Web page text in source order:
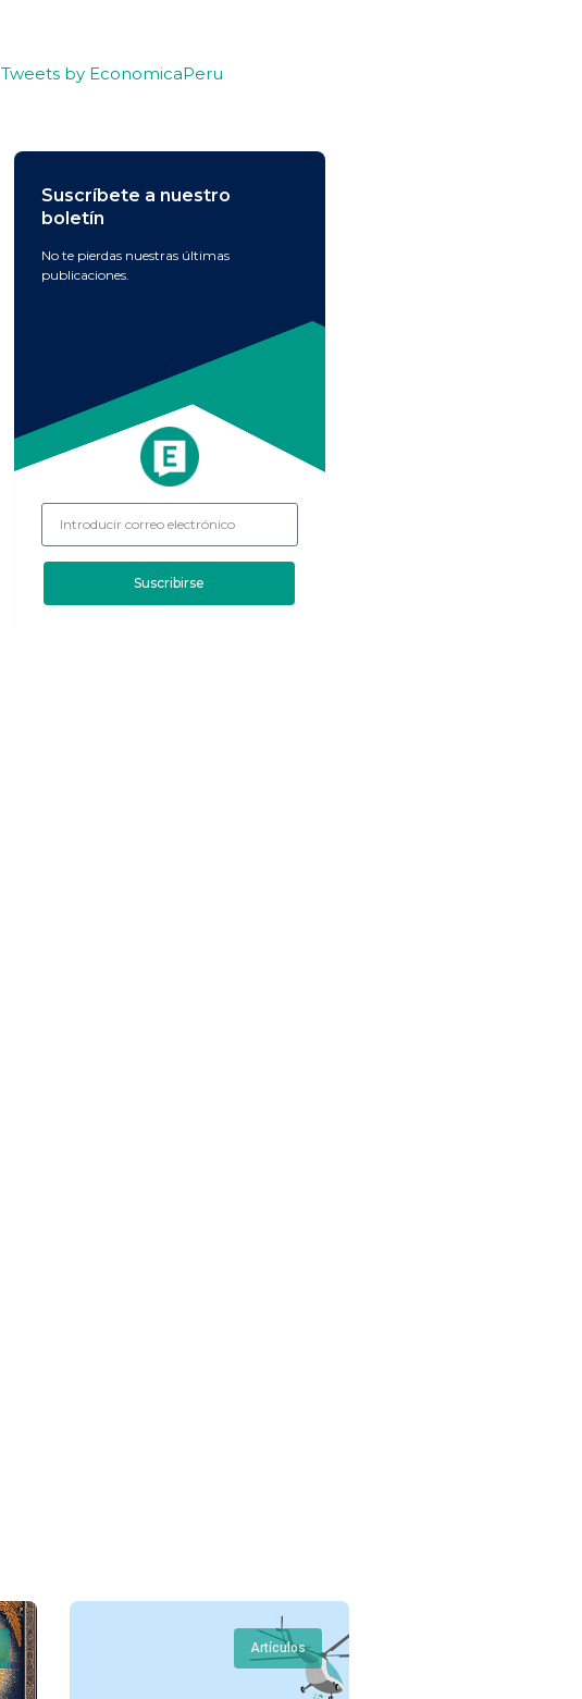
Tweets by EconomicaPeru
Suscríbete a nuestro
boletín
No te pierdas nuestras últimas
publicaciones.
Suscribirse
Artículos